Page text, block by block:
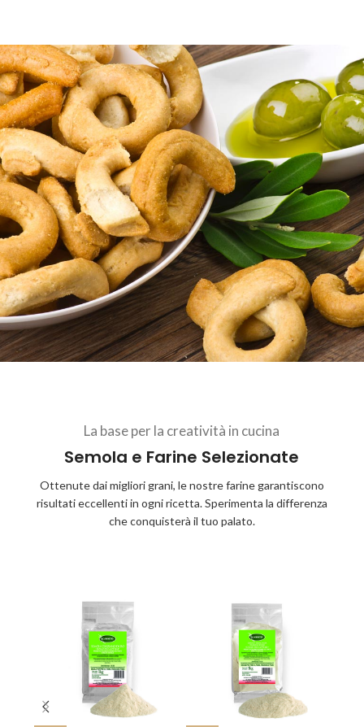
La base per la creatività in cucina
Semola e Farine Selezionate
Ottenute dai migliori grani, le nostre farine garantiscono
risultati eccellenti in ogni ricetta. Sperimenta la differenza
che conquisterà il tuo palato.